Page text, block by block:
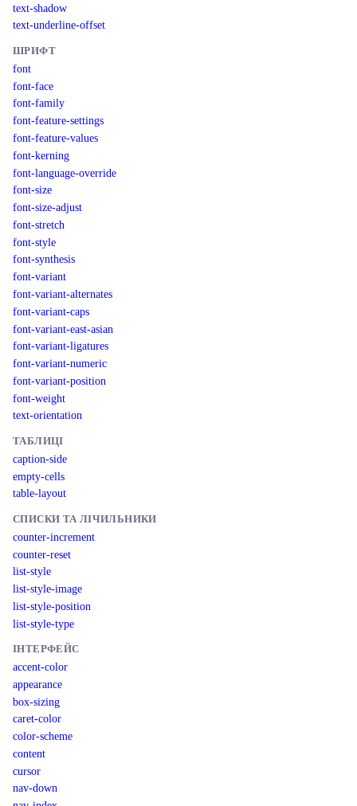
text-shadow
text-underline-offset
ШРИФТ
font
font-face
font-family
font-feature-settings
font-feature-values
font-kerning
font-language-override
font-size
font-size-adjust
font-stretch
font-style
font-synthesis
font-variant
font-variant-alternates
font-variant-caps
font-variant-east-asian
font-variant-ligatures
font-variant-numeric
font-variant-position
font-weight
text-orientation
ТАБЛИЦІ
caption-side
empty-cells
table-layout
СПИСКИ ТА ЛІЧИЛЬНИКИ
counter-increment
counter-reset
list-style
list-style-image
list-style-position
list-style-type
ІНТЕРФЕЙС
accent-color
appearance
box-sizing
caret-color
color-scheme
content
cursor
nav-down